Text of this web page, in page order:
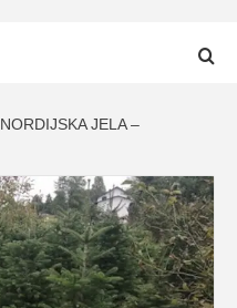
NORDIJSKA JELA –